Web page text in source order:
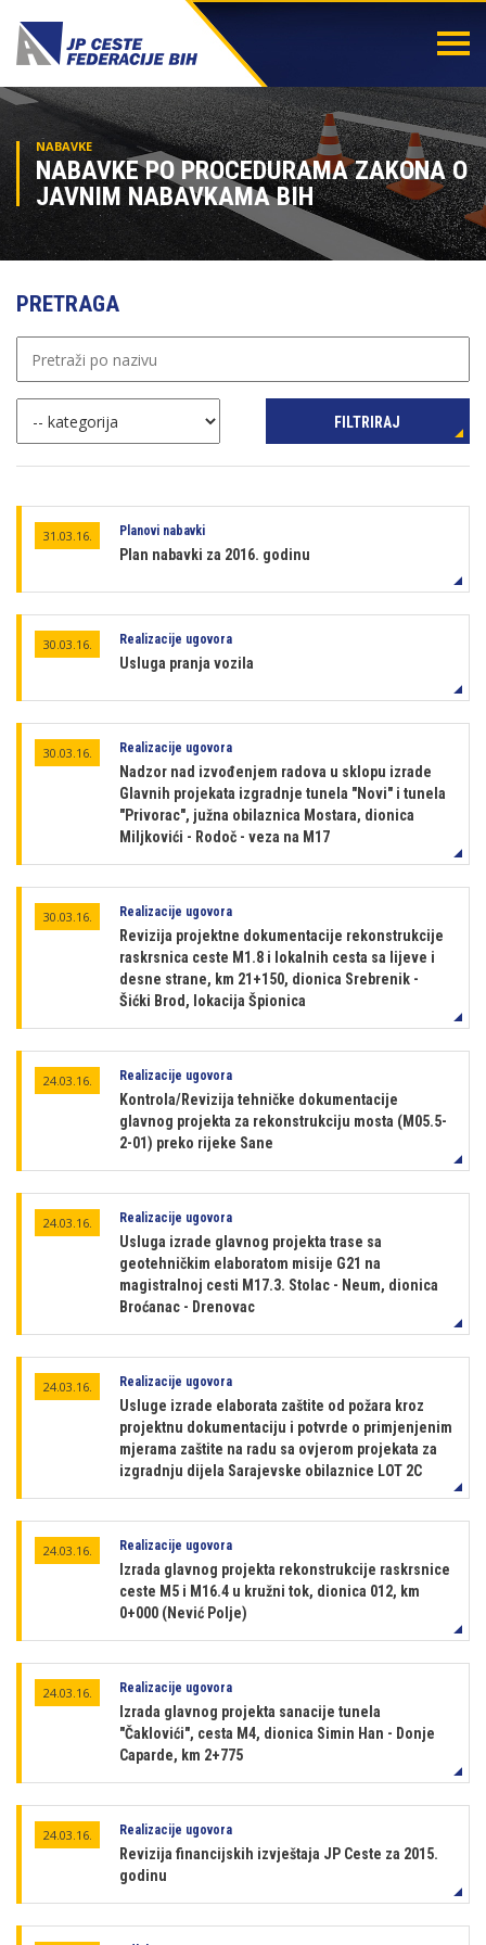
NABAVKE
NABAVKE PO PROCEDURAMA ZAKONA O
JAVNIM NABAVKAMA BIH
PRETRAGA
FILTRIRAJ
31.03.16. Planovi nabavki
Plan nabavki za 2016. godinu
30.03.16. Realizacije ugovora
Usluga pranja vozila
30.03.16. Realizacije ugovora
Nadzor nad izvođenjem radova u sklopu izrade
Glavnih projekata izgradnje tunela "Novi" i tunela
"Privorac", južna obilaznica Mostara, dionica
Miljkovići - Rodoč - veza na M17
30.03.16. Realizacije ugovora
Revizija projektne dokumentacije rekonstrukcije
raskrsnica ceste M1.8 i lokalnih cesta sa lijeve i
desne strane, km 21+150, dionica Srebrenik -
Šićki Brod, lokacija Špionica
24.03.16. Realizacije ugovora
Kontrola/Revizija tehničke dokumentacije
glavnog projekta za rekonstrukciju mosta (M05.5-
2-01) preko rijeke Sane
24.03.16. Realizacije ugovora
Usluga izrade glavnog projekta trase sa
geotehničkim elaboratom misije G21 na
magistralnoj cesti M17.3. Stolac - Neum, dionica
Broćanac - Drenovac
24.03.16. Realizacije ugovora
Usluge izrade elaborata zaštite od požara kroz
projektnu dokumentaciju i potvrde o primjenjenim
mjerama zaštite na radu sa ovjerom projekata za
izgradnju dijela Sarajevske obilaznice LOT 2C
24.03.16. Realizacije ugovora
Izrada glavnog projekta rekonstrukcije raskrsnice
ceste M5 i M16.4 u kružni tok, dionica 012, km
0+000 (Nević Polje)
24.03.16. Realizacije ugovora
Izrada glavnog projekta sanacije tunela
"Čaklovići", cesta M4, dionica Simin Han - Donje
Caparde, km 2+775
24.03.16. Realizacije ugovora
Revizija financijskih izvještaja JP Ceste za 2015.
godinu